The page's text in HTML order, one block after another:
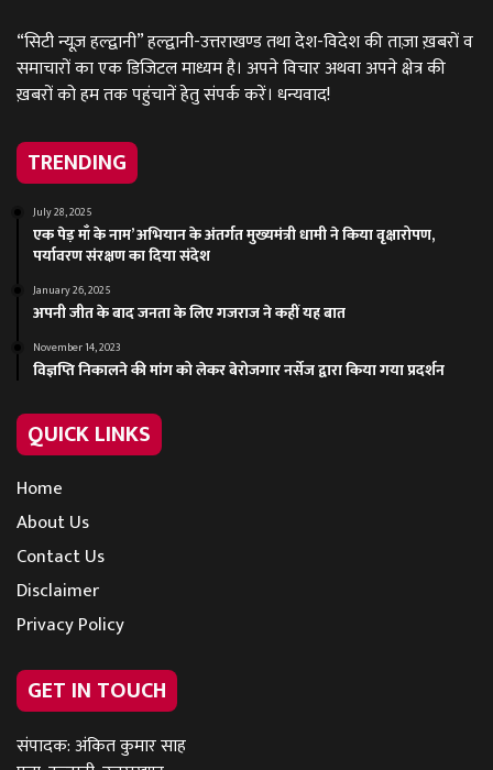
“सिटी न्यूज़ हल्द्वानी” हल्द्वानी-उत्तराखण्ड तथा देश-विदेश की ताज़ा ख़बरों व
समाचारों का एक डिजिटल माध्यम है। अपने विचार अथवा अपने क्षेत्र की
ख़बरों को हम तक पहुंचानें हेतु संपर्क करें। धन्यवाद!
TRENDING
July 28, 2025
एक पेड़ माँ के नाम’ अभियान के अंतर्गत मुख्यमंत्री धामी ने किया वृक्षारोपण,
पर्यावरण संरक्षण का दिया संदेश
January 26, 2025
अपनी जीत के बाद जनता के लिए गजराज ने कहीं यह बात
November 14, 2023
विज्ञप्ति निकालने की मांग को लेकर बेरोजगार नर्सेज द्वारा किया गया प्रदर्शन
QUICK LINKS
Home
About Us
Contact Us
Disclaimer
Privacy Policy
GET IN TOUCH
संपादक: अंकित कुमार साह